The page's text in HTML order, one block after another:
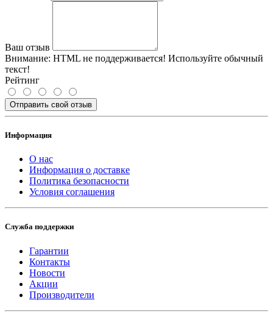
Ваш отзыв
Внимание: HTML не поддерживается! Используйте обычный
текст!
Рейтинг
Отправить свой отзыв
Информация
О нас
Информация о доставке
Политика безопасности
Условия соглашения
Служба поддержки
Гарантии
Контакты
Новости
Акции
Производители